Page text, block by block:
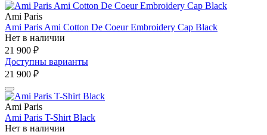
Ami Paris
Ami Paris Ami Cotton De Coeur Embroidery Cap Black
Нет в наличии
21 900 ₽
Доступны варианты
21 900 ₽
Ami Paris
Ami Paris T-Shirt Black
Нет в наличии